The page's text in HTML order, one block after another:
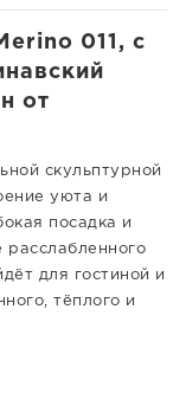
011, с
от
скульптурной
уюта и
посадка и
для гостиной и
тёплого и